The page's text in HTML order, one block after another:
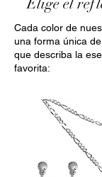
Cada color de
una forma única
que describa la
favorita: